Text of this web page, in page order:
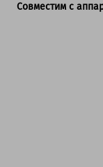
Совместим с